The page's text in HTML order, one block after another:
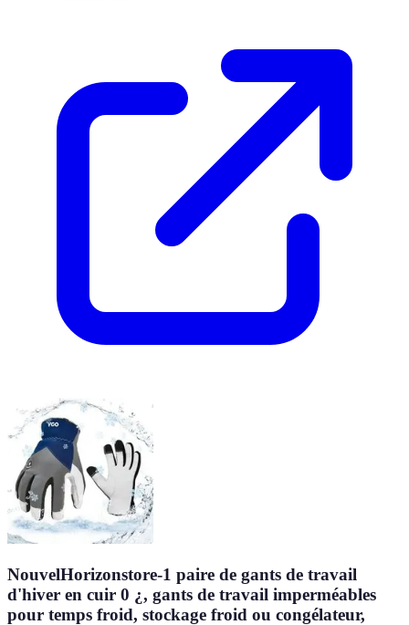
NouvelHorizonstore-1 paire de gants de travail
d'hiver en cuir 0 ¿, gants de travail imperméables
pour temps froid, stockage froid ou congélateur,